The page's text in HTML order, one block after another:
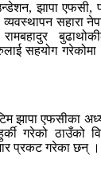
झापा एफसी,
सहारा
सहयोग
झापा एफसीका
गरेको ठाउँको
प्रकट गरेका छन् ।